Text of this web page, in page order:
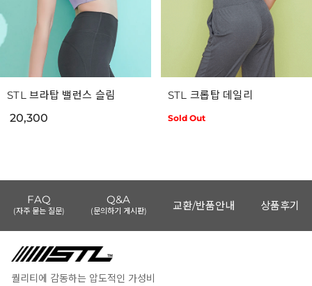
STL 브라탑 밸런스 슬림
20,300
STL 크롭탑 데일리
Sold Out
FAQ
(자주 묻는 질문)
Q&A
(문의하기 게시판) 교환/반품안내 상품후기
퀄리티에 감동하는 압도적인 가성비